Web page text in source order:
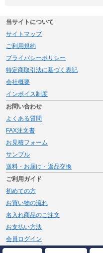
当サイトについて
サイトマップ
ご利用規約
プライバシーポリシー
特定商取引法に基づく表記
会社概要
インボイス制度
お問い合わせ
よくある質問
FAX注文書
お見積フォーム
サンプル
送料・お届け・返品交換
ご利用ガイド
初めての方
お買い物の流れ
名入れ商品のご注文
お支払い方法
会員ログイン
メルマガ登録